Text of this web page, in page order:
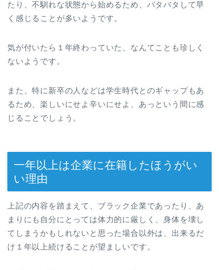
たり、不馴れな状態から始めるため、バタバタして早
く感じることが多いようです。
気が付いたら１年終わっていた、なんてことも珍しく
ないようです。
また、特に新卒の人などは学生時代とのギャップもあ
るため、楽しいにせよ辛いにせよ、あっという間に感
じることでしょう。
一年以上は企業に在籍したほうがい
い理由
上記の内容を踏まえて、ブラック企業であったり、あ
まりにも自分にとっては体力的に厳しく、身体を壊し
てしまうかもしれないと思った場合以外は、出来るだ
け１年以上続けることが望ましいです。